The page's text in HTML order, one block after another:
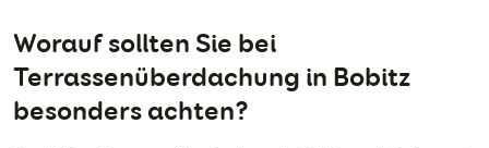
Worauf sollten Sie bei
Terrassenüberdachung in Bobitz
besonders achten?